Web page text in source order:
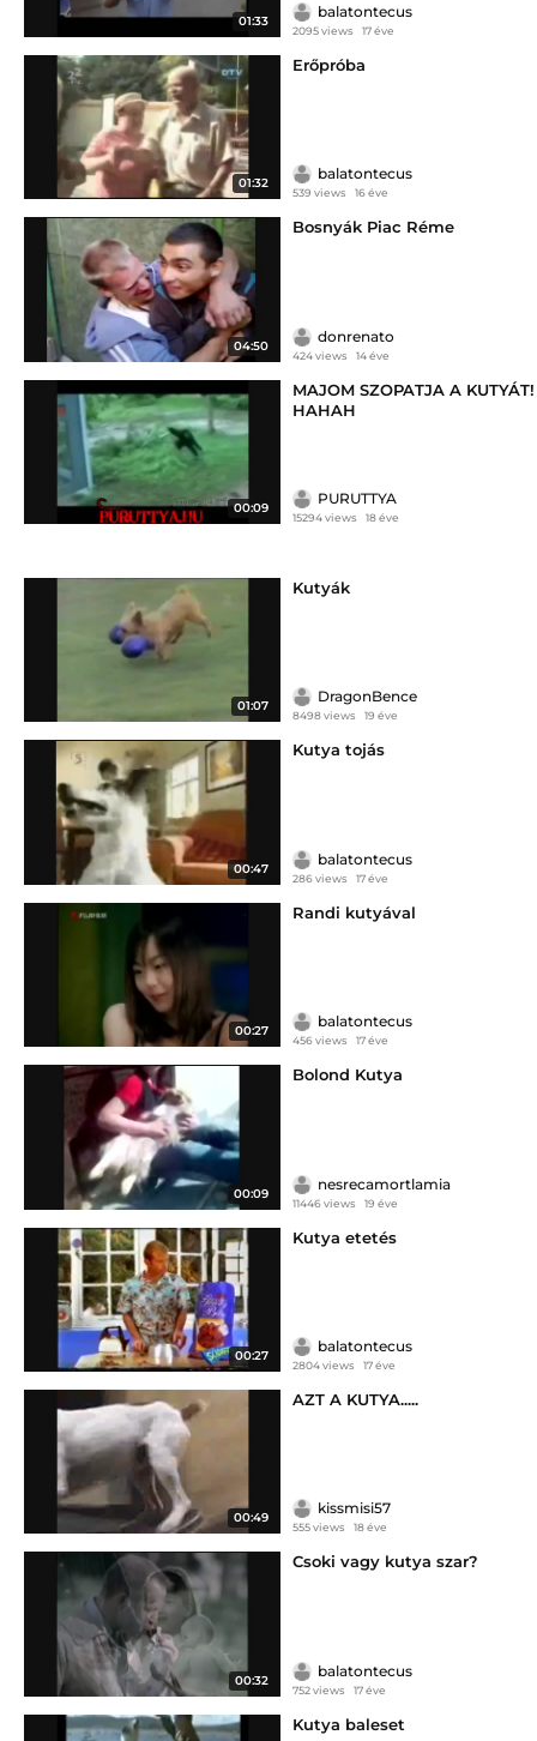
01:33
balatontecus
2095 views 17 éve
01:32
Erőpróba
balatontecus
539 views 16 éve
04:50
Bosnyák Piac Réme
donrenato
424 views 14 éve
00:09
MAJOM SZOPATJA A KUTYÁT!
HAHAH
PURUTTYA
15294 views 18 éve
01:07
Kutyák
DragonBence
8498 views 19 éve
00:47
Kutya tojás
balatontecus
286 views 17 éve
00:27
Randi kutyával
balatontecus
456 views 17 éve
00:09
Bolond Kutya
nesrecamortlamia
11446 views 19 éve
00:27
Kutya etetés
balatontecus
2804 views 17 éve
00:49
AZT A KUTYA.....
kissmisi57
555 views 18 éve
00:32
Csoki vagy kutya szar?
balatontecus
752 views 17 éve
Kutya baleset